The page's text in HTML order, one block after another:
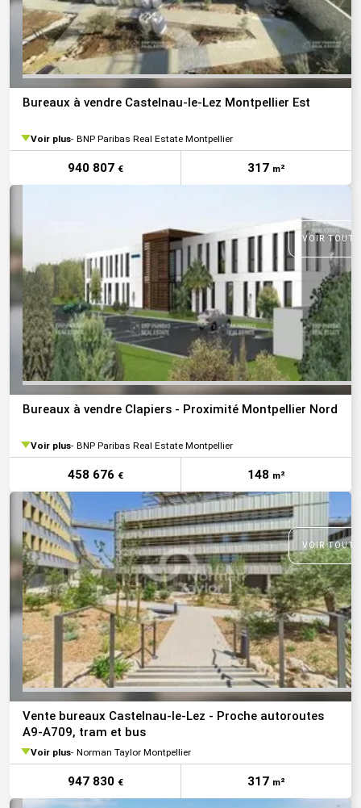
Bureaux à vendre Castelnau-le-Lez Montpellier Est
Voir plus BNP Paribas Real Estate Montpellier
940 807 € 317 m²
VOIR
Bureaux à vendre Clapiers - Proximité Montpellier Nord
Voir plus BNP Paribas Real Estate Montpellier
458 676 € 148 m²
VOIR
Vente bureaux Castelnau-le-Lez - Proche autoroutes
A9-A709, tram et bus
Voir plus Norman Taylor Montpellier
947 830 € 317 m²